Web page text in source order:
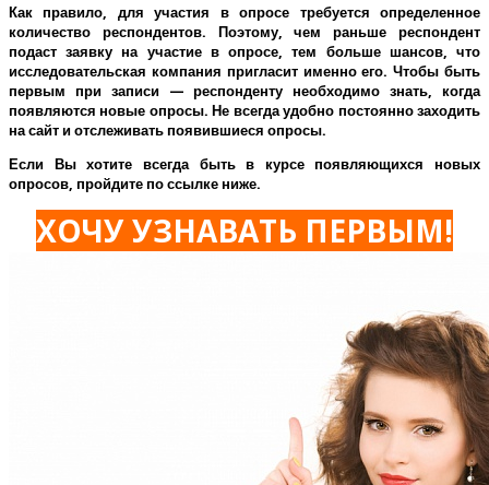
Как правило, для участия в опросе требуется определенное
количество респондентов. Поэтому, чем раньше респондент
подаст заявку на участие в опросе, тем больше шансов, что
исследовательская компания пригласит именно его.Чтобы быть
первым при записи — респонденту необходимо знать, когда
появляются новые опросы. Не всегда удобно постоянно заходить
на сайт и отслеживать появившиеся опросы.
Если Вы хотите всегда быть в курсе появляющихся новых
опросов, пройдите по ссылке ниже.
ХОЧУ УЗНАВАТЬ ПЕРВЫМ!